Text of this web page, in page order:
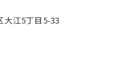
大江5丁目5-33